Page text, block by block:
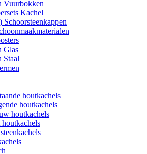
Vuurbokken
Kachel
Schoorsteenkappen
Glas
Staal
houtkachels
houtkachels
houtkachels
houtkachels